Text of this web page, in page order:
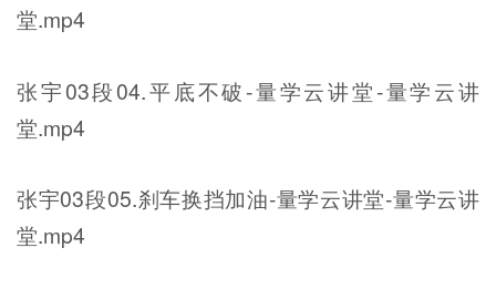
堂.mp4
张宇03段04.平底不破-量学云讲堂-量学云讲
堂.mp4
张宇03段05.刹车换挡加油-量学云讲堂-量学云讲
堂.mp4